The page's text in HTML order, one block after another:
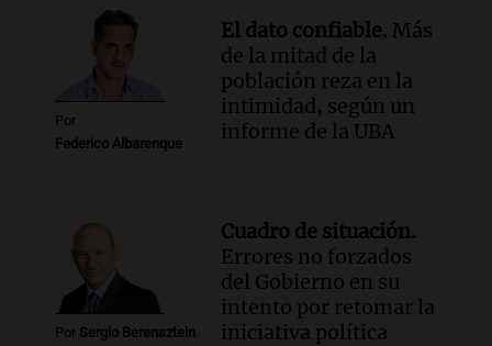
Por
Federico Albarenque
El dato confiable. Más
de la mitad de la
población reza en la
intimidad, según un
informe de la UBA
Por Sergio Berensztein
Cuadro de situación.
Errores no forzados
del Gobierno en su
intento por retomar la
iniciativa política